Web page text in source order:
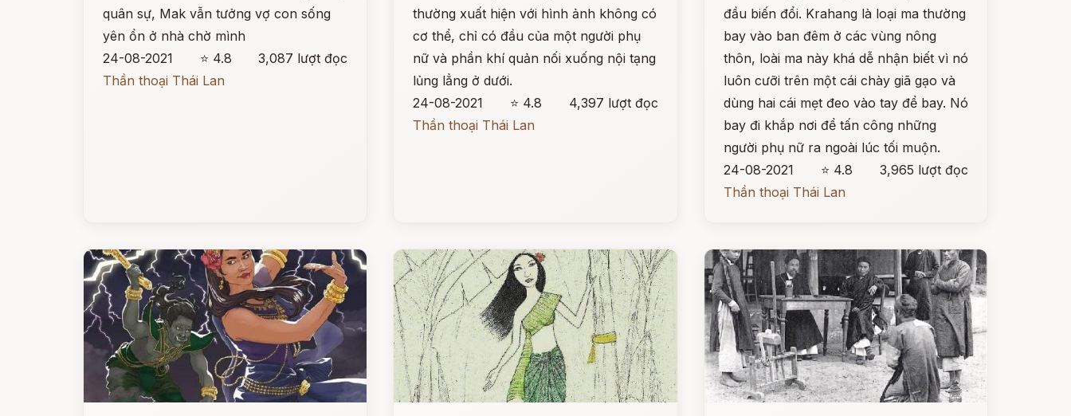
quân sự, Mak vẫn tưởng vợ con sống
yên ổn ở nhà chờ mình
24-08-2021
⭐ 4.8
3,087 lượt đọc
Thần thoại Thái Lan
thường xuất hiện với hình ảnh không có
cơ thể, chỉ có đầu của một người phụ
nữ và phần khí quản nối xuống nội tạng
lủng lẳng ở dưới.
24-08-2021
⭐ 4.8
4,397 lượt đọc
Thần thoại Thái Lan
đầu biến đổi. Krahang là loại ma thường
bay vào ban đêm ở các vùng nông
thôn, loài ma này khá dễ nhận biết vì nó
luôn cưỡi trên một cái chày giã gạo và
dùng hai cái mẹt đeo vào tay để bay. Nó
bay đi khắp nơi để tấn công những
người phụ nữ ra ngoài lúc tối muộn.
24-08-2021
⭐ 4.8
3,965 lượt đọc
Thần thoại Thái Lan